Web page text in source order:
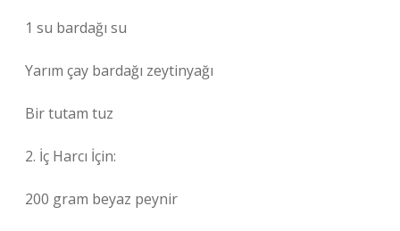
1 su bardağı su
Yarım çay bardağı zeytinyağı
Bir tutam tuz
2. İç Harcı İçin:
200 gram beyaz peynir